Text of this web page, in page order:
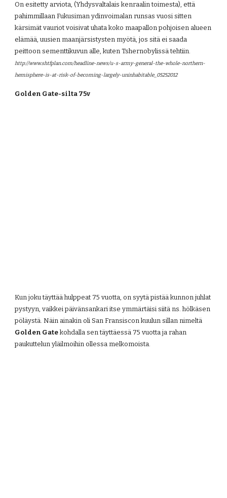
On esitetty arviota, (Yhdysvaltalais kenraalin toimesta), että
pahimmillaan Fukusiman ydinvoimalan runsas vuosi sitten
kärsimät vauriot voisivat uhata koko maapallon pohjoisen alueen
elämää, uusien maanjärsistysten myötä, jos sitä ei saada
peittoon sementtikuvun alle, kuten Tshernobylissä tehtiin.
http://www.shtfplan.com/headline-news/u-s-army-general-the-whole-northern-
hemisphere-is-at-risk-of-becoming-largely-uninhabitable_05252012
Golden Gate-silta 75v
Kun joku täyttää hulppeat 75 vuotta, on syytä pistää kunnon juhlat
pystyyn, vaikkei päivänsankari itse ymmärtäisi siitä ns. hölkäsen
Golden Gate kohdalla sen täyttäessä 75 vuotta ja rahan
paukuttelun yläilmoihin ollessa melkomoista.